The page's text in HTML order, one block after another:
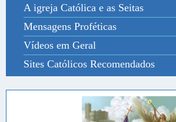
A igreja Católica e as Seitas
Mensagens Proféticas
Vídeos em Geral
Sites Católicos Recomendados